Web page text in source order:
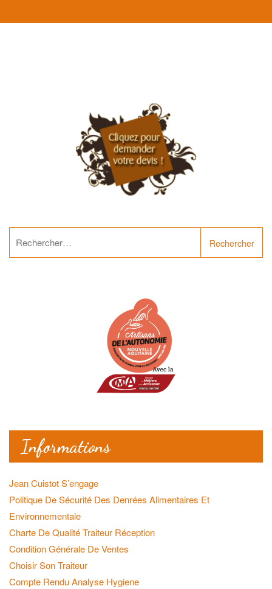
Informations
Jean Cuistot S’engage
Politique De Sécurité Des Denrées Alimentaires Et
Environnementale
Charte De Qualité Traiteur Réception
Condition Générale De Ventes
Choisir Son Traiteur
Compte Rendu Analyse Hygiene